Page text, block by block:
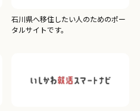
石川県へ移住したい人のためのポー
タルサイトです。